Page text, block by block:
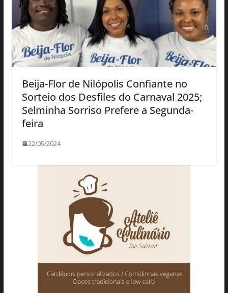
Beija-Flor de Nilópolis Confiante no
Sorteio dos Desfiles do Carnaval 2025;
Selminha Sorriso Prefere a Segunda-
feira
22/05/2024